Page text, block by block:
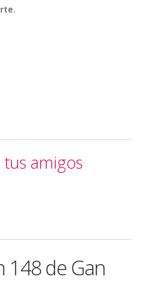
amigos
148 de Gan